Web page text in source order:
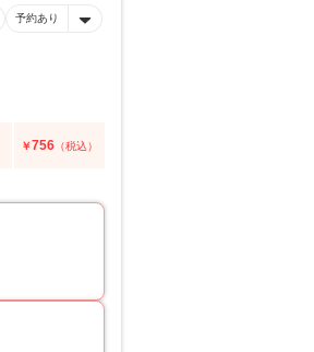
予約あり
￥756 （税込）